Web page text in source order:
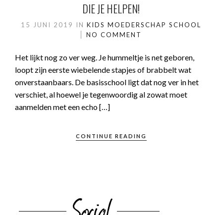
DIE JE HELPEN!
15 JUNI 2019 IN KIDS MOEDERSCHAP SCHOOL
NO COMMENT
Het lijkt nog zo ver weg. Je hummeltje is net geboren,
loopt zijn eerste wiebelende stapjes of brabbelt wat
onverstaanbaars. De basisschool ligt dat nog ver in het
verschiet, al hoewel je tegenwoordig al zowat moet
aanmelden met een echo […]
CONTINUE READING